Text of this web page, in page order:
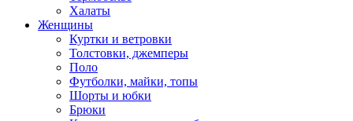
Халаты
Женщины
Куртки и ветровки
Толстовки, джемперы
Поло
Футболки, майки, топы
Шорты и юбки
Брюки